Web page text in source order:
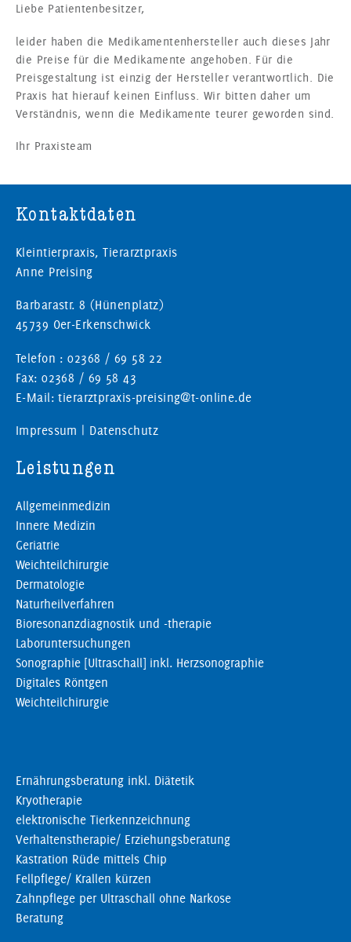
Liebe Patientenbesitzer,
leider haben die Medikamentenhersteller auch dieses Jahr
die Preise für die Medikamente angehoben. Für die
Preisgestaltung ist einzig der Hersteller verantwortlich. Die
Praxis hat hierauf keinen Einfluss. Wir bitten daher um
Verständnis, wenn die Medikamente teurer geworden sind.
Ihr Praxisteam
Kontaktdaten
Kleintierpraxis, Tierarztpraxis
Anne Preising
Barbarastr. 8 (Hünenplatz)
45739 Oer-Erkenschwick
Telefon : 02368 / 69 58 22
Fax: 02368 / 69 58 43
E-Mail: tierarztpraxis-preising@t-online.de
Impressum | Datenschutz
Leistungen
Allgemeinmedizin
Innere Medizin
Geriatrie
Weichteilchirurgie
Dermatologie
Naturheilverfahren
Bioresonanzdiagnostik und -therapie
Laboruntersuchungen
Sonographie [Ultraschall] inkl. Herzsonographie
Digitales Röntgen
Weichteilchirurgie
Ernährungsberatung inkl. Diätetik
Kryotherapie
elektronische Tierkennzeichnung
Verhaltenstherapie/ Erziehungsberatung
Kastration Rüde mittels Chip
Fellpflege/ Krallen kürzen
Zahnpflege per Ultraschall ohne Narkose
Beratung